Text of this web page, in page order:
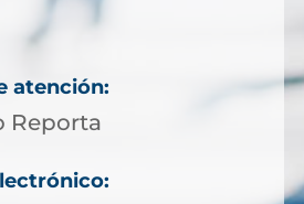
atención:
Reporta